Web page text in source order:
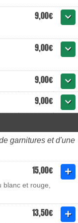
9,00€
9,00€
9,00€
9,00€
garnitures et d'une
15,00€
et rouge,
13,50€